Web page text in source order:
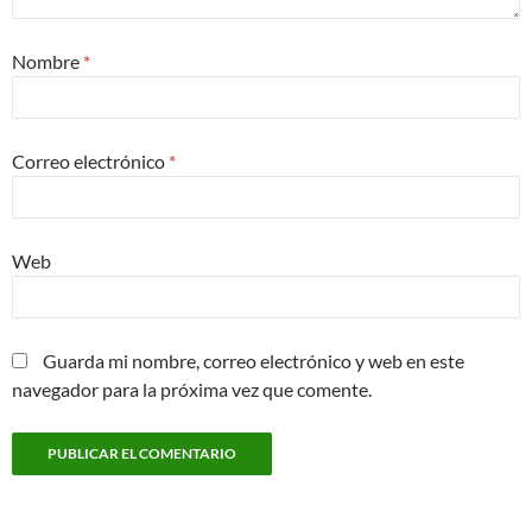
Nombre *
Correo electrónico *
Web
Guarda mi nombre, correo electrónico y web en este
navegador para la próxima vez que comente.